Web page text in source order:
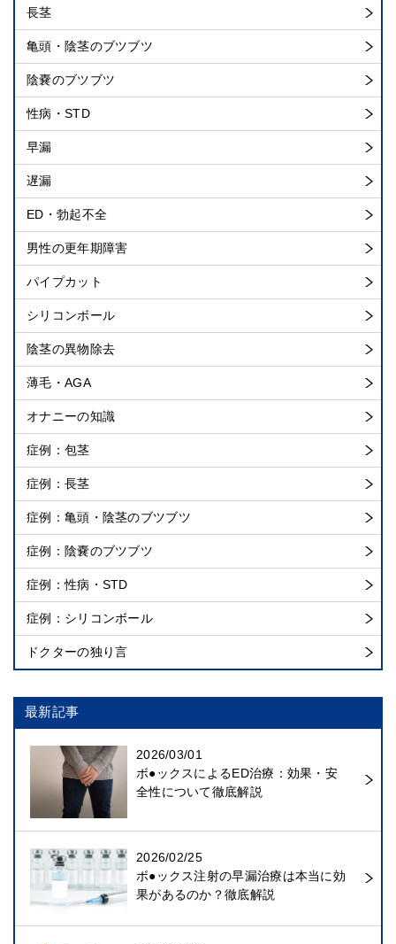
長茎
亀頭・陰茎のブツブツ
陰嚢のブツブツ
性病・STD
早漏
遅漏
ED・勃起不全
男性の更年期障害
パイプカット
シリコンボール
陰茎の異物除去
薄毛・AGA
オナニーの知識
症例：包茎
症例：長茎
症例：亀頭・陰茎のブツブツ
症例：陰嚢のブツブツ
症例：性病・STD
症例：シリコンボール
ドクターの独り言
最新記事
2026/03/01
ボ●ックスによるED治療：効果・安
全性について徹底解説
2026/02/25
ボ●ックス注射の早漏治療は本当に効
果があるのか？徹底解説